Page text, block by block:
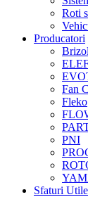
Roti
Producatori
Fan
Fleko
PNI
Sfaturi Utile